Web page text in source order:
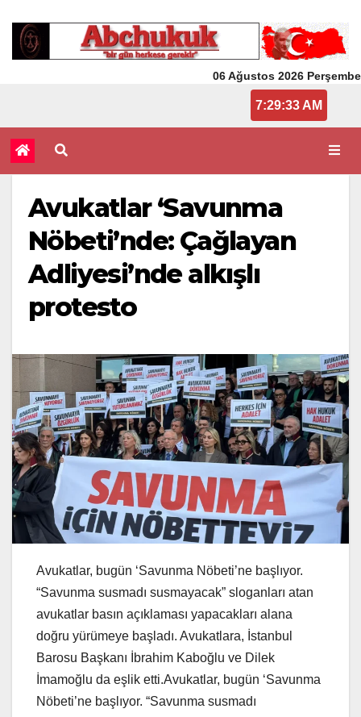
06 Ağustos 2026 Perşembe
7:29:33 AM
Avukatlar ‘Savunma
Nöbeti’nde: Çağlayan
Adliyesi’nde alkışlı
protesto
Avukatlar, bugün ‘Savunma Nöbeti’ne başlıyor.
“Savunma susmadı susmayacak” sloganları atan
avukatlar basın açıklaması yapacakları alana
doğru yürümeye başladı. Avukatlara, İstanbul
Barosu Başkanı İbrahim Kaboğlu ve Dilek
İmamoğlu da eşlik etti.Avukatlar, bugün ‘Savunma
Nöbeti’ne başlıyor. “Savunma susmadı